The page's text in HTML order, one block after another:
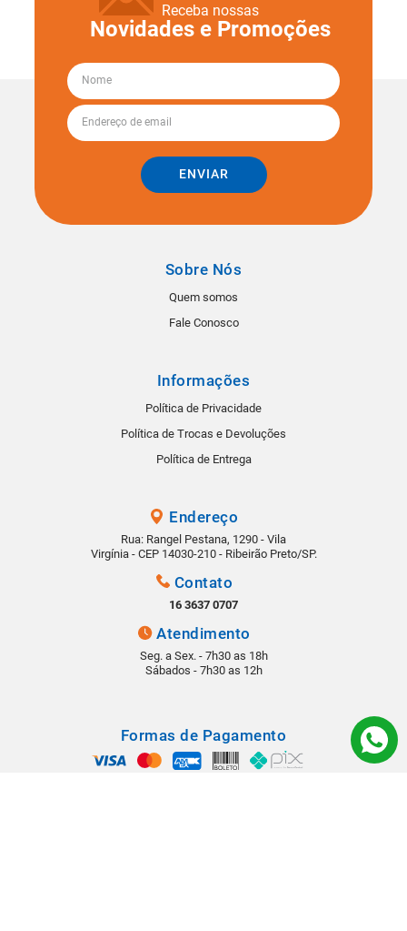
Receba nossas
Novidades e Promoções
ENVIAR
Sobre Nós
Quem somos
Fale Conosco
Informações
Política de Privacidade
Política de Trocas e Devoluções
Política de Entrega
Endereço
Rua: Rangel Pestana, 1290 - Vila
Virgínia - CEP 14030-210 - Ribeirão Preto/SP.
Contato
16 3637 0707
Atendimento
Seg. a Sex. - 7h30 as 18h
Sábados - 7h30 as 12h
Formas de Pagamento